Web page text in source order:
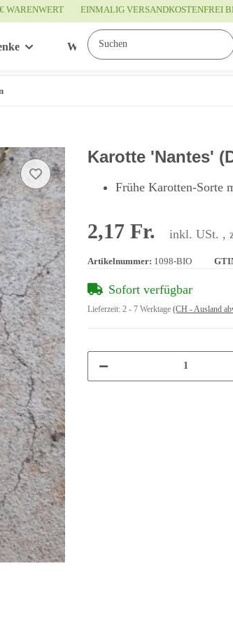
WARENWERT EINMALIG VERSANDKOSTENFREI
Wissenswertes
Karotte 'Nantes'
Frühe Karotten-Sorte
2,17 Fr. inkl. USt. ,
Artikelnummer: 1098-BIO
Sofort verfügbar
Lieferzeit: 2 - 7 Werktage (CH - Ausland